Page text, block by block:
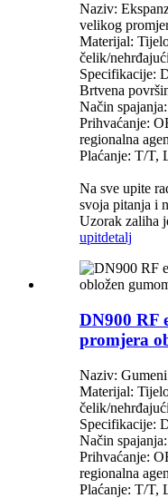
Naziv:
velikog
Materijal:
čelik/
Specifikacije:
Brtvena
Način
Prihvaćanje:
regionalna
Plaćanje: T/T,
Na sve upite
svoja pitanja i
Uzorak zaliha
upitdetalj
DN900 RF
promjera
Naziv:
Materijal:
čelik/
Specifikacije:
Način
Prihvaćanje:
regionalna
Plaćanje: T/T,